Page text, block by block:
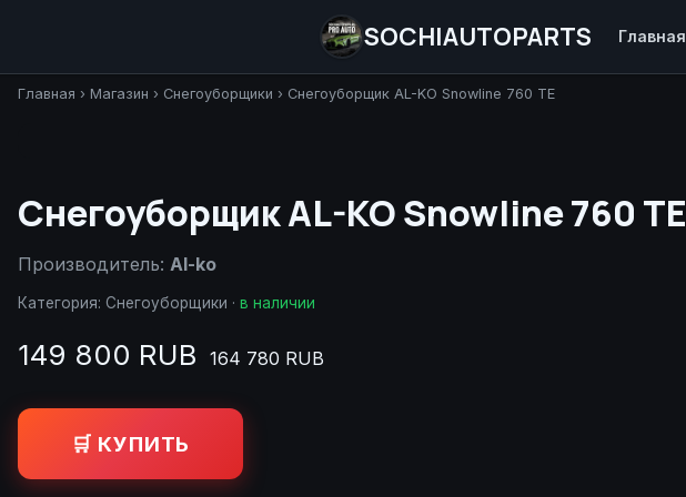
SOCHIAUTOPARTS Главная
Главная › Магазин › Снегоуборщики › Снегоуборщик AL-KO Snowline 760 TE
Снегоуборщик AL-KO Snowline 760 TE
Производитель: Al-ko
Категория: Снегоуборщики · в наличии
149 800 RUB 164 780 RUB
🛒 КУПИТЬ